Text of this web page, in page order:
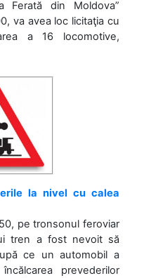
Ferată din Moldova”
va avea loc licitaţia cu
a 16 locomotive,
la nivel cu calea
pe tronsonul feroviar
tren a fost nevoit să
ce un automobil a
prevederilor